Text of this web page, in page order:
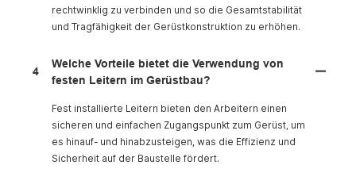
rechtwinklig zu verbinden und so die Gesamtstabilität
und Tragfähigkeit der Gerüstkonstruktion zu erhöhen.
4
Welche Vorteile bietet die Verwendung von
festen Leitern im Gerüstbau?
Fest installierte Leitern bieten den Arbeitern einen
sicheren und einfachen Zugangspunkt zum Gerüst, um
es hinauf- und hinabzusteigen, was die Effizienz und
Sicherheit auf der Baustelle fördert.